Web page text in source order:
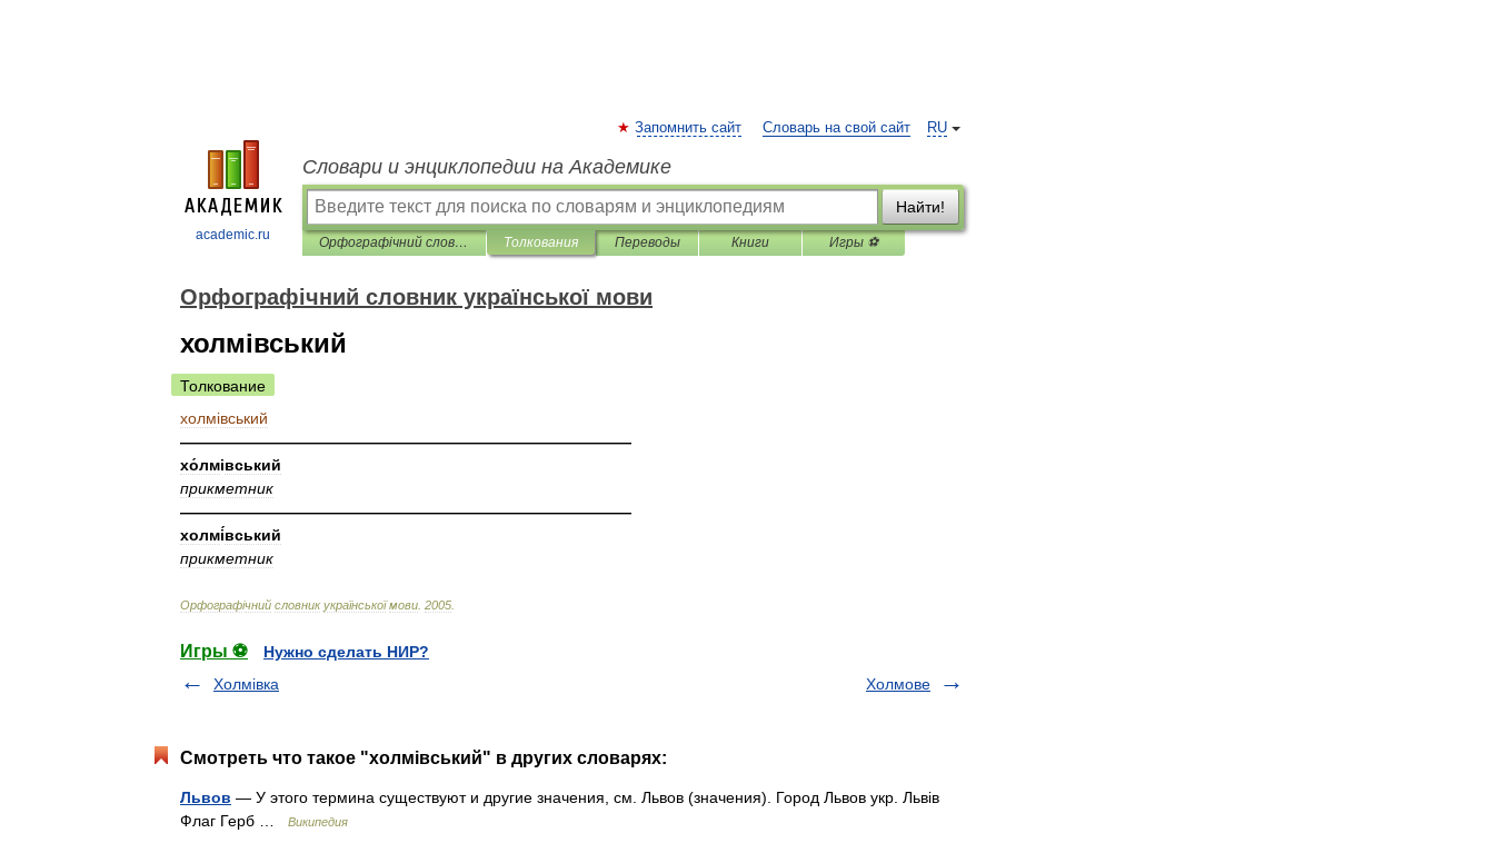
academic.ru
RU
Запомнить сайт Словарь на свой сайт
Словари и энциклопедии на Академике
Найти!
Орфографічний словник української мови Толкования Переводы Книги Игры ⚽
Орфографічний словник української мови
холмівський
Толкование
холмівський
—————————————————————————————
хо́лмівський
прикметник
—————————————————————————————
холмі́вський
прикметник
Орфографічний словник української мови 2005
Игры ⚽
Нужно сделать НИР?
Холмівка
Холмове
Смотреть что такое "холмівський" в других словарях:
Львов — У этого термина существуют и другие значения, см. Львов (значения). Город Львов укр. Львів
Флаг Герб …
Википедия